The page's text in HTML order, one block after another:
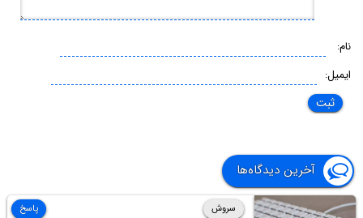
نام:
ایمیل:
آخرین دیدگاه‌ها
سروش
پاسخ